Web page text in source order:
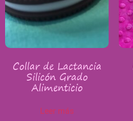
Collar de Lactancia
Silicón Grado
Alimenticio
Leer más